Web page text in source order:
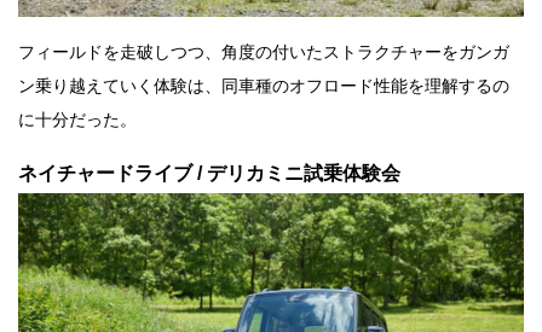
フィールドを走破しつつ、角度の付いたストラクチャーをガンガ
ン乗り越えていく体験は、同車種のオフロード性能を理解するの
に十分だった。
ネイチャードライブ / デリカミニ試乗体験会